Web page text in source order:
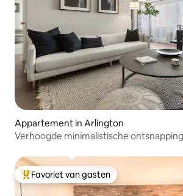
Appartement in Arlington
Verhoogde minimalistische
Topfavoriet van gasten
Favoriet van gasten